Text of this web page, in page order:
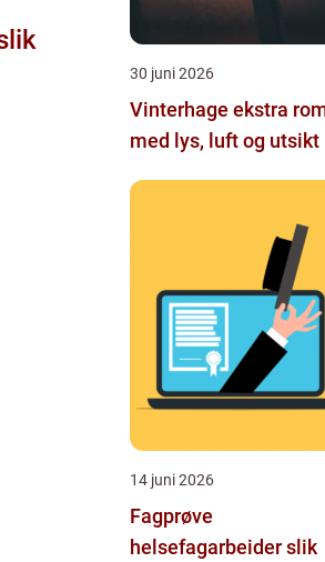
30 juni 2026
Vinterhage ekstra rom
med lys, luft og utsikt
14 juni 2026
Fagprøve
helsefagarbeider slik